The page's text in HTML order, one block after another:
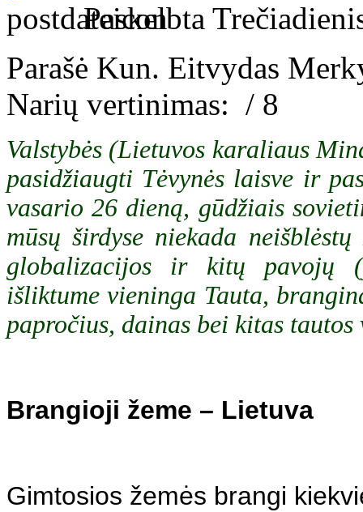
Paskelbta
Parašė Kun. Eitvydas
Narių vertinimas: / 8
Valstybės (Lietuvos karaliaus
pasidžiaugti Tėvynės laisve ir
vasario 26 dieną, gūdžiais
mūsų širdyse niekada
globalizacijos ir kitų pavojų
išliktume vieninga Tauta,
papročius, dainas bei kitas tautos
Brangioji žeme – Lietuva
Gimtosios žemės brangi